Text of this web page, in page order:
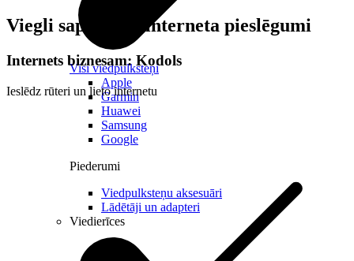
Visi viedpulksteņi
Apple
Garmin
Huawei
Samsung
Google
Piederumi
Viedpulksteņu aksesuāri
Lādētāji un adapteri
Viedierīces
Viegli saprotami interneta pieslēgumi
Internets biznesam: Kodols
Ieslēdz rūteri un lieto internetu